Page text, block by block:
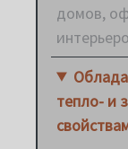
домов,
тепло- и